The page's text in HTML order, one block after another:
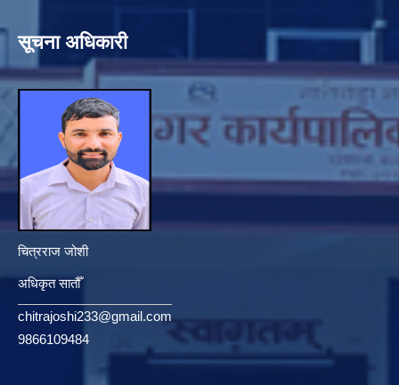
सूचना अधिकारी
चित्रराज जोशी
अधिकृत सातौँ
chitrajoshi233@gmail.com
9866109484